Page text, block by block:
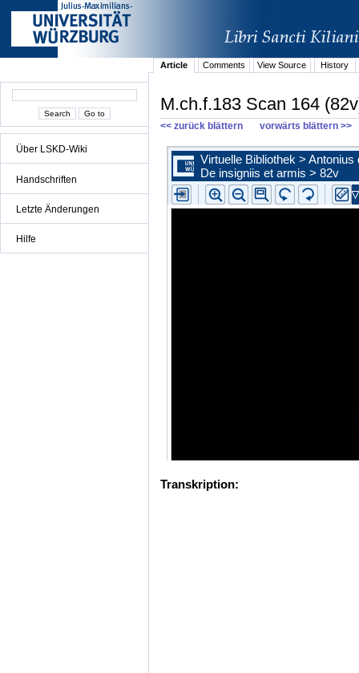
Über LSKD-Wiki
Handschriften
Letzte Änderungen
Hilfe
Article Comments View Source History
M.ch.f.183 Scan 164
<< zurück blättern vorwärts blättern >>
Transkription: